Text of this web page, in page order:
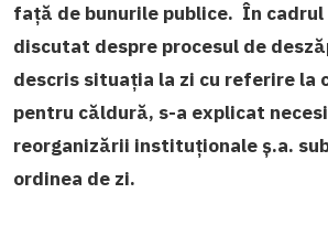
față de bunurile publice. În cadrul
discutat despre procesul de
descris situația la zi cu referire la
pentru căldură, s-a explicat
reorganizării instituționale ş.a.
ordinea de zi.